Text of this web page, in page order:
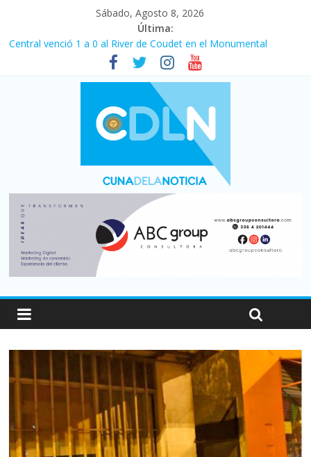
Sábado, Agosto 8, 2026
Última:
Central venció 1 a 0 al River de Coudet en el Monumental
La morosidad alcanzó su nivel más alto en dos décadas y ya
afecta a 400 mil deudores en Santa Fe
Desde que asumió Milei cerraron 41.000 kioscos: el sector
denuncia crisis como en 2001
Vacaciones de invierno con más movimiento y consumo
turístico: 4,6 millones de personas viajaron por el país, un 5,9%
Fuerte caída de la venta de autos usados en julio: bajó un 12,6%